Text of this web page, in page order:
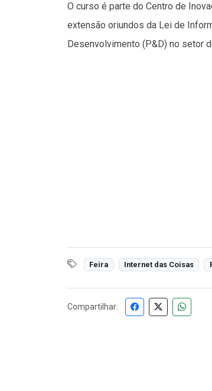
O curso é parte do Centro de
extensão oriundos da Lei de
Desenvolvimento (P&D) no setor
Feira Internet das Coisas
Compartilhar: